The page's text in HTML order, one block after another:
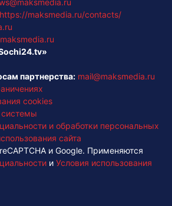
https://maksmedia.ru/contacts/
партнерства: mail@maksmedia.ru
cookies
и обработки персональных
сайта
и Google. Применяются
и Условия использования